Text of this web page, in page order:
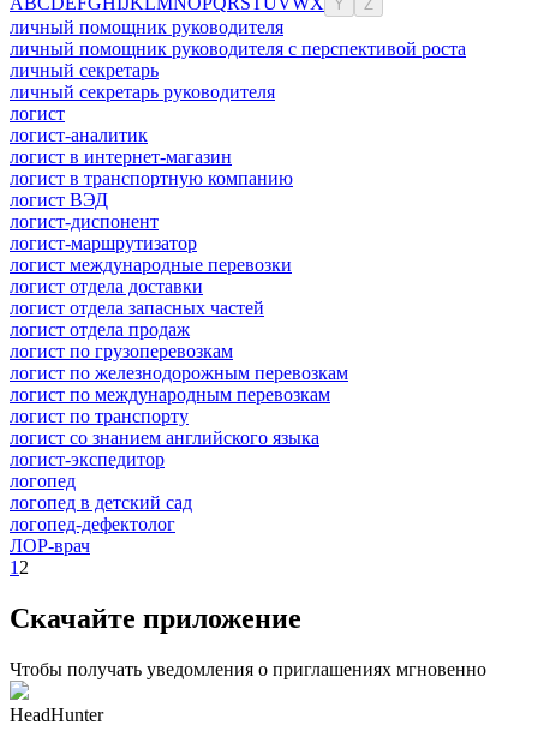
Y Z
личный помощник руководителя
личный помощник руководителя с перспективой роста
личный секретарь
личный секретарь руководителя
логист
логист-аналитик
логист в интернет-магазин
логист в транспортную компанию
логист ВЭД
логист-диспонент
логист-маршрутизатор
логист международные перевозки
логист отдела доставки
логист отдела запасных частей
логист отдела продаж
логист по грузоперевозкам
логист по железнодорожным перевозкам
логист по международным перевозкам
логист по транспорту
логист со знанием английского языка
логист-экспедитор
логопед
логопед в детский сад
логопед-дефектолог
ЛОР-врач
1 2
Скачайте приложение
Чтобы получать уведомления о приглашениях мгновенно
HeadHunter